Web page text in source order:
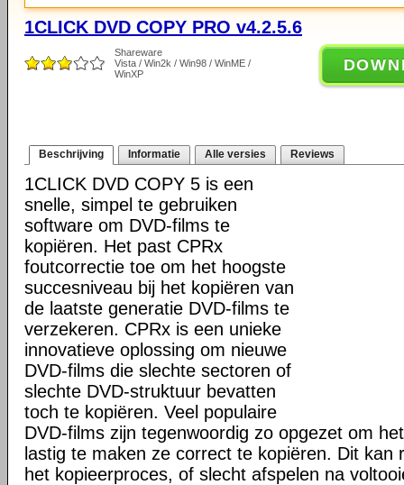
1CLICK DVD COPY PRO v4.2.5.6
Shareware
Vista / Win2k / Win98 / WinME /
WinXP
Beschrijving Informatie Alle versies Reviews
1CLICK DVD COPY 5 is een
snelle, simpel te gebruiken
software om DVD-films te
kopiëren. Het past CPRx
foutcorrectie toe om het hoogste
succesniveau bij het kopiëren van
de laatste generatie DVD-films te
verzekeren. CPRx is een unieke
innovatieve oplossing om nieuwe
DVD-films die slechte sectoren of
slechte DVD-struktuur bevatten
toch te kopiëren. Veel populaire
DVD-films zijn tegenwoordig zo opgezet om
lastig te maken ze correct te kopiëren. Dit kan
het kopieerproces, of slecht afspelen na